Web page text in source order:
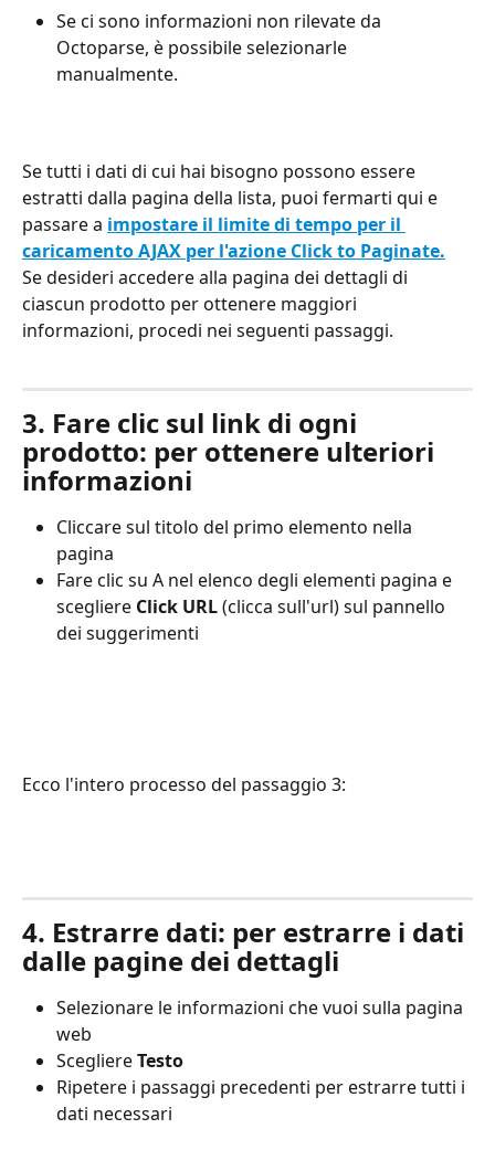
Se ci sono informazioni non rilevate da
Octoparse, è possibile selezionarle
manualmente.
Se tutti i dati di cui hai bisogno possono essere
estratti dalla pagina della lista, puoi fermarti qui e
passare a impostare il limite di tempo per il
caricamento AJAX per l'azione Click to Paginate.
Se desideri accedere alla pagina dei dettagli di
ciascun prodotto per ottenere maggiori
informazioni, procedi nei seguenti passaggi.
3. Fare clic sul link di ogni
prodotto: per ottenere ulteriori
informazioni
Cliccare sul titolo del primo elemento nella
pagina
Fare clic su A nel elenco degli elementi pagina e
scegliere Click URL (clicca sull'url) sul pannello
dei suggerimenti
Ecco l'intero processo del passaggio 3:
4. Estrarre dati: per estrarre i dati
dalle pagine dei dettagli
Selezionare le informazioni che vuoi sulla pagina
web
Scegliere Testo
Ripetere i passaggi precedenti per estrarre tutti i
dati necessari